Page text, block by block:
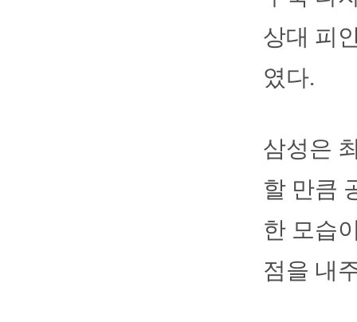
상대 피
였다.
삼성은
할 만큼
한 모습
점을 내